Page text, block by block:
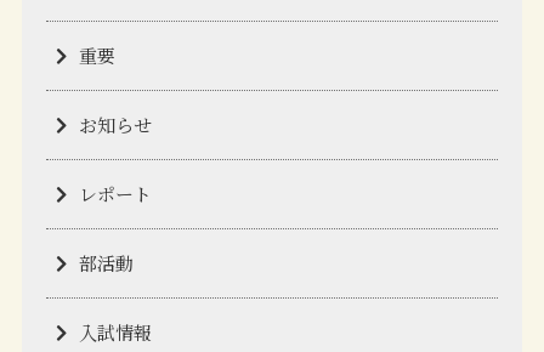
重要
お知らせ
レポート
部活動
入試情報